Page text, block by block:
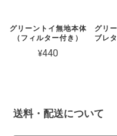
グリーントイ無地本体
（フィルター付き）
¥440
グリ
ブレ
送料・配送について